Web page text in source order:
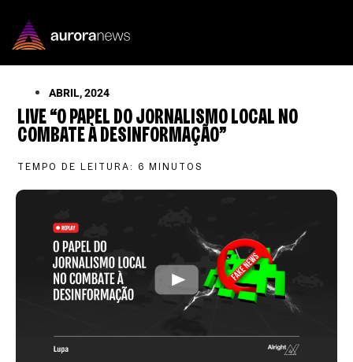
ABRIL, 2024
LIVE “O PAPEL DO JORNALISMO LOCAL NO
COMBATE À DESINFORMAÇÃO”
TEMPO DE LEITURA: 6 MINUTOS